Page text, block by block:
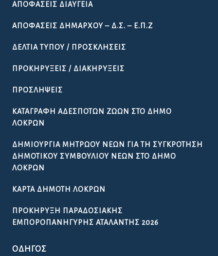
ΑΠΟΦΆΣΕΙΣ ΔΙΑΎΓΕΙΑ
ΑΠΟΦΆΣΕΙΣ ΔΗΜΆΡΧΟΥ – Δ.Σ. – Ε.Π.Ζ
ΔΕΛΤΊΑ ΤΎΠΟΥ / ΠΡΟΣΚΛΉΣΕΙΣ
ΠΡΟΚΗΡΎΞΕΙΣ / ΔΙΑΚΗΡΎΞΕΙΣ
ΠΡΟΣΛΉΨΕΙΣ
ΚΑΤΑΓΡΑΦΉ ΑΔΈΣΠΟΤΩΝ ΖΏΩΝ ΣΤΟ ΔΉΜΟ
ΛΟΚΡΏΝ
ΔΗΜΙΟΥΡΓΊΑ ΜΗΤΡΏΟΥ ΝΈΩΝ ΓΙΑ ΤΗ ΣΥΓΚΡΌΤΗΣΗ
ΔΗΜΟΤΙΚΟΎ ΣΥΜΒΟΥΛΊΟΥ ΝΈΩΝ ΣΤΟ ΔΉΜΟ
ΛΟΚΡΏΝ
ΚΆΡΤΑ ΔΗΜΌΤΗ ΛΟΚΡΏΝ
ΠΡΟΚΉΡΥΞΗ ΠΑΡΑΔΟΣΙΑΚΉΣ
ΕΜΠΟΡΟΠΑΝΉΓΥΡΗΣ ΑΤΑΛΆΝΤΗΣ 2026
ΟΔΗΓΌΣ